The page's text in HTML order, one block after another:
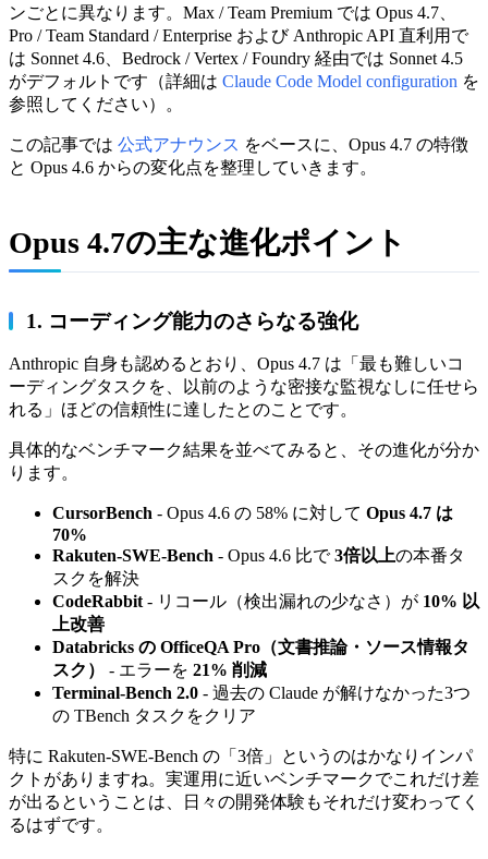
ンごとに異なります。Max / Team Premium では Opus 4.7、
Pro / Team Standard / Enterprise および Anthropic API 直利用で
は Sonnet 4.6、Bedrock / Vertex / Foundry 経由では Sonnet 4.5
がデフォルトです（詳細は Claude Code Model configuration を
参照してください）。
この記事では 公式アナウンス をベースに、Opus 4.7 の特徴
と Opus 4.6 からの変化点を整理していきます。
Opus 4.7の主な進化ポイント
1. コーディング能力のさらなる強化
Anthropic 自身も認めるとおり、Opus 4.7 は「最も難しいコ
ーディングタスクを、以前のような密接な監視なしに任せら
れる」ほどの信頼性に達したとのことです。
具体的なベンチマーク結果を並べてみると、その進化が分か
ります。
CursorBench - Opus 4.6 の 58% に対して Opus 4.7 は
70%
Rakuten-SWE-Bench - Opus 4.6 比で3倍以上の本番タ
スクを解決
CodeRabbit - リコール（検出漏れの少なさ）が 10% 以
上改善
Databricks の OfficeQA Pro（文書推論・ソース情報タ
スク）
- エラーを 21% 削減
Terminal-Bench 2.0 - 過去の Claude が解けなかった3つ
の TBench タスクをクリア
特に Rakuten-SWE-Bench の「3倍」というのはかなりインパ
クトがありますね。実運用に近いベンチマークでこれだけ差
が出るということは、日々の開発体験もそれだけ変わってく
るはずです。